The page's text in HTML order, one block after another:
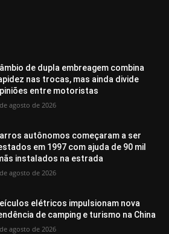
de dupla embreagem combina
nas trocas, mas ainda divide
entre motoristas
agosto de 2026
autônomos começaram a ser
em 1997 com ajuda de 90 mil
instalados na estrada
agosto de 2026
elétricos impulsionam nova
de camping e turismo na China
agosto de 2026